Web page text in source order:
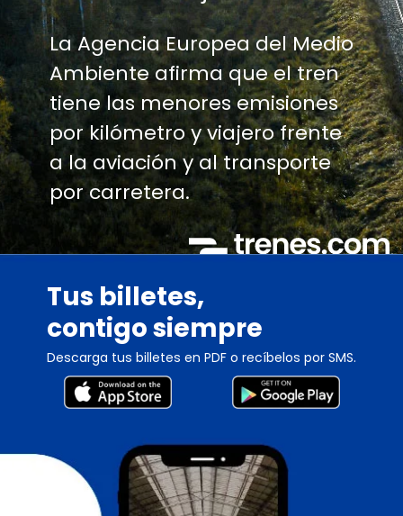
La Agencia Europea del Medio
Ambiente afirma que el tren
tiene las menores emisiones
por kilómetro y viajero frente
a la aviación y al transporte
por carretera.
Tus billetes,
contigo siempre
Descarga tus billetes en PDF o recíbelos por SMS.